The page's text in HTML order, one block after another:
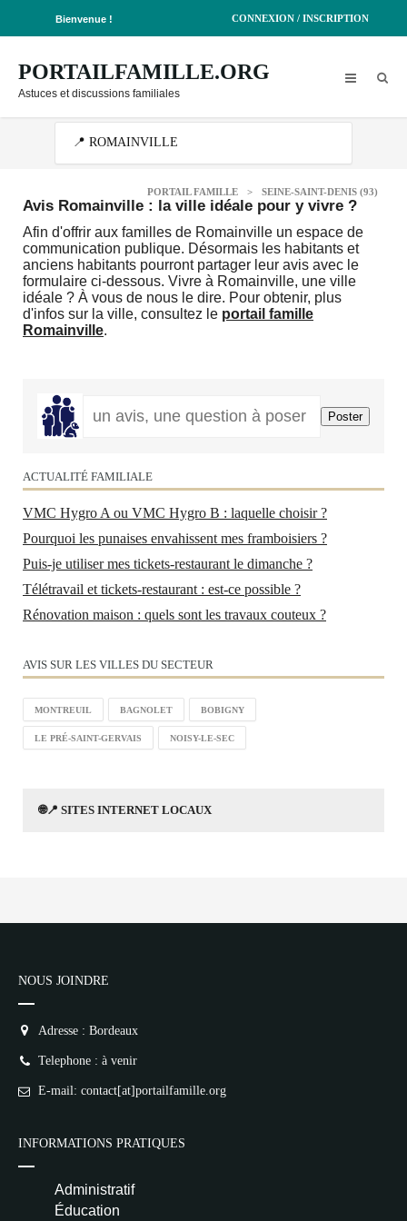
Bienvenue ! CONNEXION / INSCRIPTION
PORTAILFAMILLE.ORG
Astuces et discussions familiales
PORTAIL FAMILLE > SEINE-SAINT-DENIS (93)
Avis Romainville : la ville idéale pour y vivre ?
Afin d'offrir aux familles de Romainville un espace de
communication publique. Désormais les habitants et
anciens habitants pourront partager leur avis avec le
formulaire ci-dessous. Vivre à Romainville, une ville
idéale ? À vous de nous le dire. Pour obtenir, plus
d'infos sur la ville, consultez le portail famille
Romainville.
ACTUALITÉ FAMILIALE
VMC Hygro A ou VMC Hygro B : laquelle choisir ?
Pourquoi les punaises envahissent mes framboisiers ?
Puis-je utiliser mes tickets-restaurant le dimanche ?
Télétravail et tickets-restaurant : est-ce possible ?
Rénovation maison : quels sont les travaux couteux ?
AVIS SUR LES VILLES DU SECTEUR
MONTREUIL BAGNOLET BOBIGNY
LE PRÉ-SAINT-GERVAIS NOISY-LE-SEC
🌐📍 SITES INTERNET LOCAUX
NOUS JOINDRE
Adresse : Bordeaux
Telephone : à venir
E-mail: contact[at]portailfamille.org
INFORMATIONS PRATIQUES
Administratif
Éducation